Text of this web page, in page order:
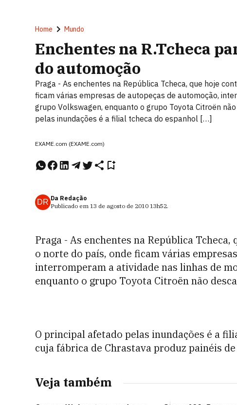
Home Mundo
Enchentes na R.Tcheca
do automoção
Praga - As enchentes na República Tcheca, que hoje
ficam várias empresas de autopeças de automoção,
grupo Volkswagen, enquanto o grupo Toyota Citroën
pelas inundações é a filial tcheca do espanhol […]
EXAME.com (EXAME.com)
DR Da Redação
Publicado em 13 de agosto de 2010 13h52.
Praga - As enchentes na República
o norte do país, onde ficam várias
interromperam a atividade nas linhas de
enquanto o grupo Toyota Citroën não
O principal afetado pelas inundações é a
cuja fábrica de Chrastava produz painéis
Veja também